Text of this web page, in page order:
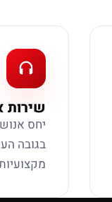
שירות
יחס
בגובה